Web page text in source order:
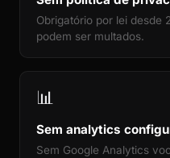
Obrigatório por lei desde
podem ser multados.
📊
Sem analytics
Sem Google Analytics